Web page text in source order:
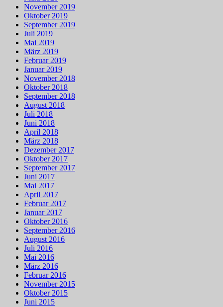
November 2019
Oktober 2019
September 2019
Juli 2019
Mai 2019
März 2019
Februar 2019
Januar 2019
November 2018
Oktober 2018
September 2018
August 2018
Juli 2018
Juni 2018
April 2018
März 2018
Dezember 2017
Oktober 2017
September 2017
Juni 2017
Mai 2017
April 2017
Februar 2017
Januar 2017
Oktober 2016
September 2016
August 2016
Juli 2016
Mai 2016
März 2016
Februar 2016
November 2015
Oktober 2015
Juni 2015